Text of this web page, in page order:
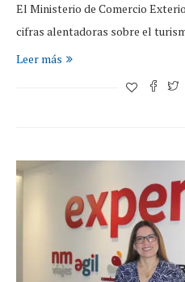
El Ministerio de Comercio
cifras alentadoras sobre el
Leer más